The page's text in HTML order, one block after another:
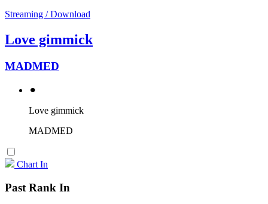
Streaming / Download
Love gimmick
MADMED
⚫︎
Love gimmick
MADMED
Chart In
Past Rank In